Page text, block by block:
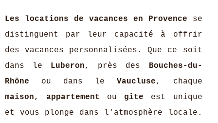
Les locations de vacances en Provence se
distinguent par leur capacité à offrir
des vacances personnalisées. Que ce soit
dans le Luberon, près des Bouches-du-
Rhône ou dans leVaucluse, chaque
maison,appartement ou gîte est unique
et vous plonge dans l'atmosphère locale.